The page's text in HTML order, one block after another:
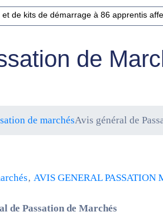
de kits de démarrage à 86 apprentis
de
de marchésAvis général de
‚ AVIS GENERAL PASSATION
de Passation de Marchés